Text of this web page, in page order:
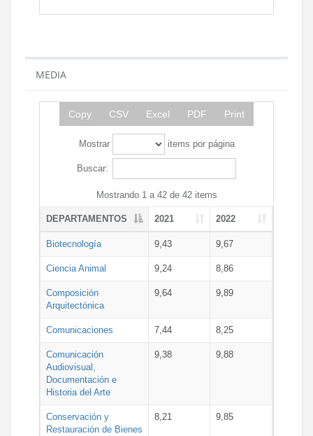
MEDIA
Copy CSV Excel PDF Print
Mostrar items por página
Buscar:
Mostrando 1 a 42 de 42 items
DEPARTAMENTOS 2021 2022
Biotecnología 9,43 9,67
Ciencia Animal 9,24 8,86
Composición
Arquitectónica
9,64 9,89
Comunicaciones 7,44 8,25
Comunicación
Audiovisual,
Documentación e
Historia del Arte
9,38 9,88
Conservación y
Restauración de Bienes
8,21 9,85